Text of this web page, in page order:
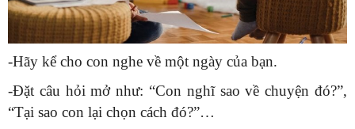
-Hãy kể cho con nghe về một ngày của bạn.
-Đặt câu hỏi mở như: “Con nghĩ sao về chuyện đó?”,
“Tại sao con lại chọn cách đó?”…